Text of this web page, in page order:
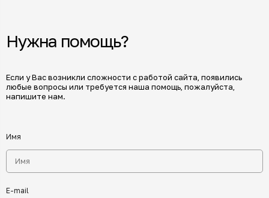
Нужна помощь?
Если у Вас возникли сложности с работой сайта, появились
любые вопросы или требуется наша помощь, пожалуйста,
напишите нам.
Имя
E-mail